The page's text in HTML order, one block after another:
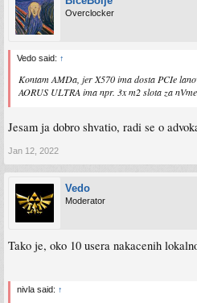
Overclocker
Vedo said: ↑
Kontam AMDa, jer X570 ima dosta PCIe
AORUS ULTRA ima npr. 3x m2 slota za nVme
Jesam ja dobro shvatio, radi se o
Jan 12, 2022
Vedo
Moderator
Tako je, oko 10 usera nakacenih
nivla said: ↑